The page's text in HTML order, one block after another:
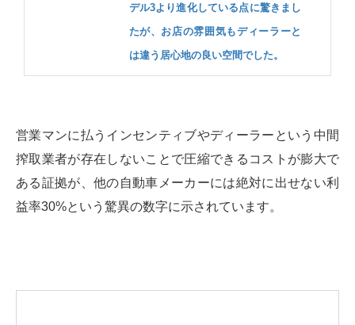
デル3より進化している点に驚きまし
たが、お店の雰囲気もディーラーと
は違う居心地の良い空間でした。
営業マンに払うインセンティブやディーラーという中間
搾取業者が存在しないことで圧縮できるコストが膨大で
ある証拠が、他の自動車メーカーには絶対に出せない利
益率30%という驚異の数字に示されています。